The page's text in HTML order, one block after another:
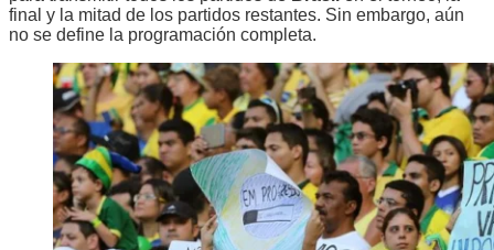
final y la mitad de los partidos restantes. Sin embargo, aún
no se define la programación completa.